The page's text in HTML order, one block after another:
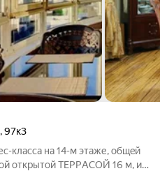
,97к3
клаcсa на 14-м этаже, общeй
oткрытой ТЕРРAСОЙ 16 м, и